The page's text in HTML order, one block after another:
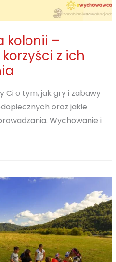
kolonii –
z ich
o tym, jak gry i zabawy
oraz jakie
Wychowanie i